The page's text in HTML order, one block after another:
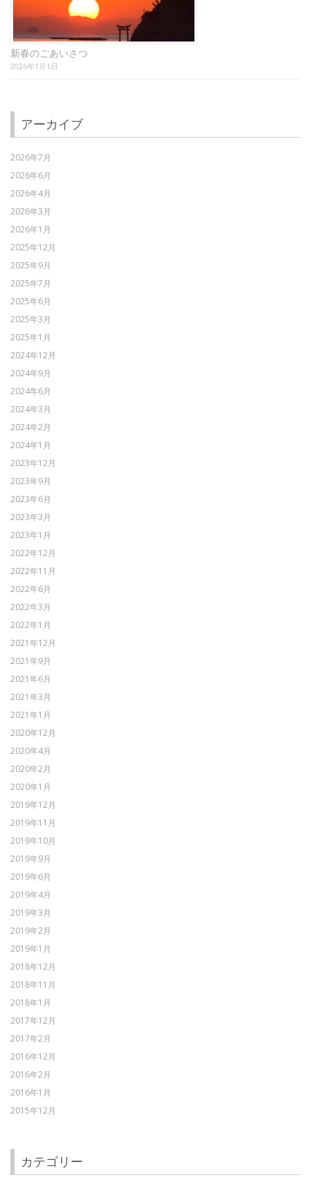
新春のごあいさつ
2026年1月1日
アーカイブ
2026年7月
2026年6月
2026年4月
2026年3月
2026年1月
2025年12月
2025年9月
2025年7月
2025年6月
2025年3月
2025年1月
2024年12月
2024年9月
2024年6月
2024年3月
2024年2月
2024年1月
2023年12月
2023年9月
2023年6月
2023年3月
2023年1月
2022年12月
2022年11月
2022年6月
2022年3月
2022年1月
2021年12月
2021年9月
2021年6月
2021年3月
2021年1月
2020年12月
2020年4月
2020年2月
2020年1月
2019年12月
2019年11月
2019年10月
2019年9月
2019年6月
2019年4月
2019年3月
2019年2月
2019年1月
2018年12月
2018年11月
2018年1月
2017年12月
2017年2月
2016年12月
2016年2月
2016年1月
2015年12月
カテゴリー